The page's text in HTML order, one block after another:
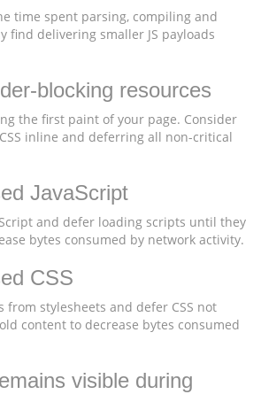
time spent parsing, compiling and
find delivering smaller JS payloads
blocking resources
the first paint of your page. Consider
inline and deferring all non-critical
JavaScript
and defer loading scripts until they
bytes consumed by network activity.
CSS
from stylesheets and defer CSS not
content to decrease bytes consumed
visible during